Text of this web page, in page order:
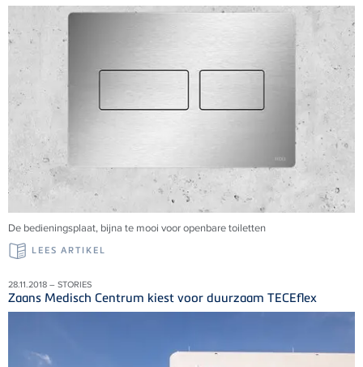
De bedieningsplaat, bijna te mooi voor openbare toiletten
LEES ARTIKEL
28.11.2018 – STORIES
Zaans Medisch Centrum kiest voor duurzaam TECEflex